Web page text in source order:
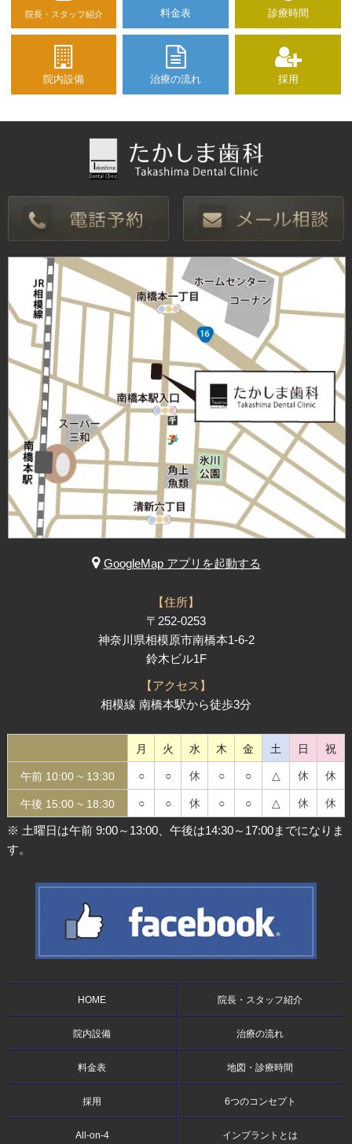
院長・スタッフ紹介 料金表 診療時間
院内設備 治療の流れ 採用
GoogleMap アプリを起動する
【住所】
〒252-0253
神奈川県相模原市南橋本1-6-2
鈴木ビル1F
【アクセス】
相模線 南橋本駅から徒歩3分
月 火 水 木 金 土 日 祝
午前 10:00 ~ 13:30 ○ ○ 休 ○ ○ △ 休 休
午後 15:00 ~ 18:30 ○ ○ 休 ○ ○ △ 休 休
※ 土曜日は午前 9:00～13:00、午後は14:30～17:00までになりま
す。
HOME 院長・スタッフ紹介
院内設備 治療の流れ
料金表 地図・診療時間
採用 6つのコンセプト
All-on-4 インプラントとは